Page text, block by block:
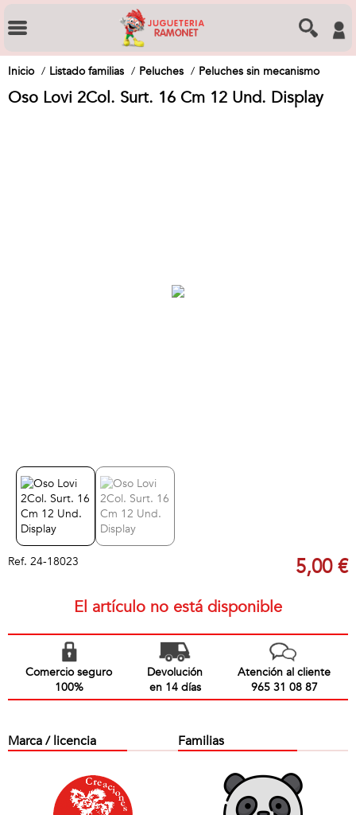
Inicio Listado familias Peluches Peluches sin mecanismo
Oso Lovi 2Col. Surt. 16 Cm 12 Und. Display
Ref. 24-18023 5,00 €
El artículo no está disponible
Comercio seguro
100%
Devolución
en 14 días
Atención al cliente
965 31 08 87
Marca / licencia Familias